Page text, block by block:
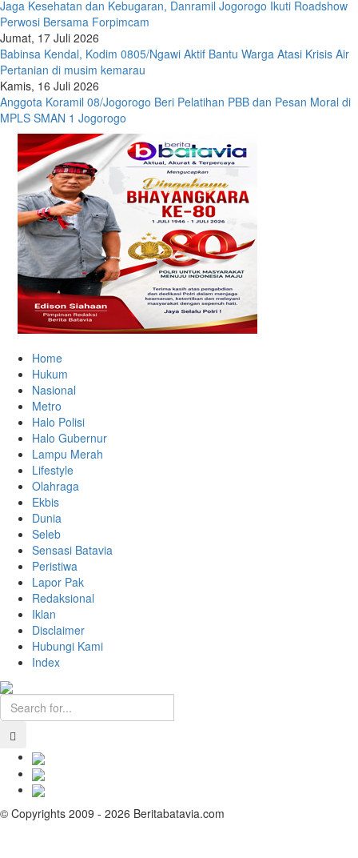
Jaga Kesehatan dan Kebugaran, Danramil Jogorogo Ikuti Roadshow
Perwosi Bersama Forpimcam
Jumat, 17 Juli 2026
Babinsa Kendal, Kodim 0805/Ngawi Aktif Bantu Warga Atasi Krisis Air
Pertanian di musim kemarau
Kamis, 16 Juli 2026
Anggota Koramil 08/Jogorogo Beri Pelatihan PBB dan Pesan Moral di
MPLS SMAN 1 Jogorogo
Home
Hukum
Nasional
Metro
Halo Polisi
Halo Gubernur
Lampu Merah
Lifestyle
Olahraga
Ekbis
Dunia
Seleb
Sensasi Batavia
Peristiwa
Lapor Pak
Redaksional
Iklan
Disclaimer
Hubungi Kami
Index
© Copyrights 2009 - 2026 Beritabatavia.com